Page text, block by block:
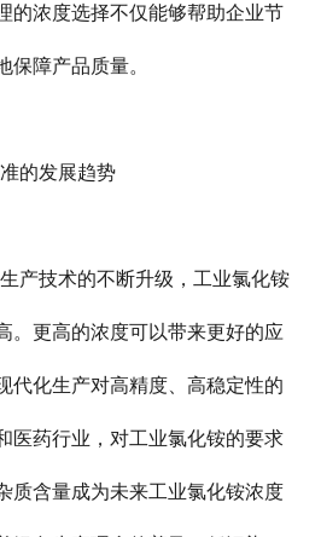
的浓度选择不仅能够帮助企业节
保障产品质量。
的发展趋势
产技术的不断升级，工业氯化铵
。更高的浓度可以带来更好的应
代化生产对高精度、高稳定性的
医药行业，对工业氯化铵的要求
质含量成为未来工业氯化铵浓度